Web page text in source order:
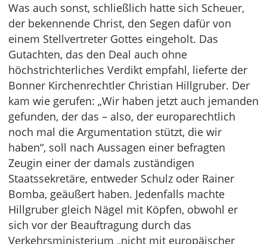
Was auch sonst, schließlich hatte sich Scheuer,
der bekennende Christ, den Segen dafür von
einem Stellvertreter Gottes eingeholt. Das
Gutachten, das den Deal auch ohne
höchstrichterliches Verdikt empfahl, lieferte der
Bonner Kirchenrechtler Christian Hillgruber. Der
kam wie gerufen: „Wir haben jetzt auch jemanden
gefunden, der das – also, der europarechtlich
noch mal die Argumentation stützt, die wir
haben“, soll nach Aussagen einer befragten
Zeugin einer der damals zuständigen
Staatssekretäre, entweder Schulz oder Rainer
Bomba, geäußert haben. Jedenfalls machte
Hillgruber gleich Nägel mit Köpfen, obwohl er
sich vor der Beauftragung durch das
Verkehrsministerium „nicht mit europäischer